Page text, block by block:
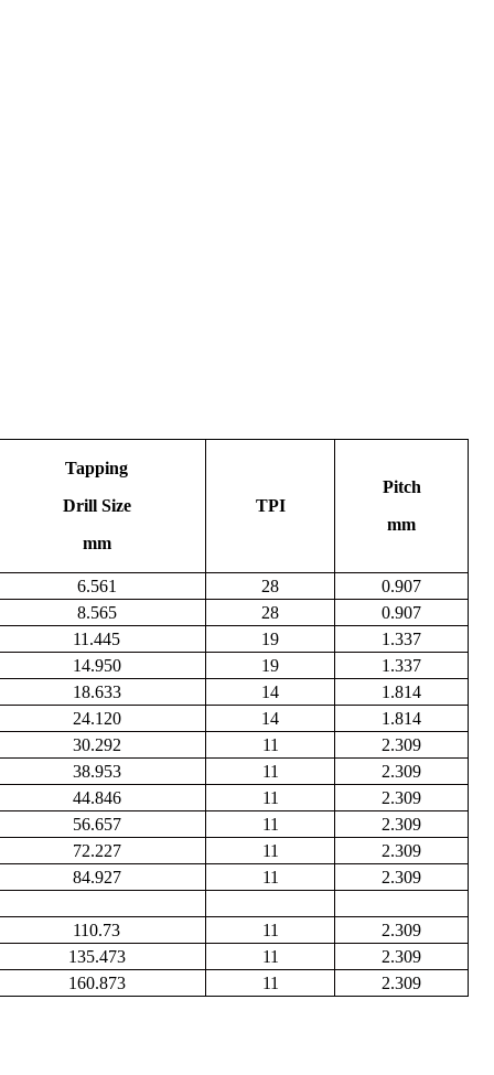
Tapping
Drill Size
mm
TPI
Pitch
mm
6.561 28
0.907
8.565
28
0.907
11.445
19
1.337
14.950
19
1.337
18.633
14
1.814
24.120
14
1.814
30.292
11
2.309
38.953
11
2.309
44.846
11
2.309
56.657
11
2.309
72.227
11
2.309
84.927
11 2.309
110.73 11
2.309
135.473
11
2.309
160.873
11 2.309